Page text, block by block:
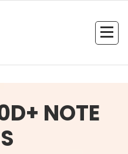
NOTE